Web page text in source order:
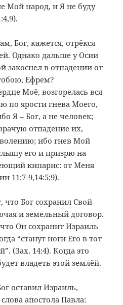
Мой народ, и Я не буду
Бог, кажется, отрёкся
Однако дальше у Осии
в отпадении от
Ефрем?
Моё, возгорелась вся
по ярости гнева Моего,
Я – Бог, а не человек;
отпадение их,
ибо гнев Мой
его и призрю на
кипарис: от Меня
11:7-9,14:5;9).
что Бог сохранил Свой
и земельный договор.
Он сохранит Израиль
“станут ноги Его в тот
(Зах. 14:4). Когда это
владеть этой землёй.
оставил Израиль,
апостола Павла: